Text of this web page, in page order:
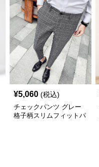
¥5,060 (税込)
チェックパンツ グレー
格子柄スリムフィットパ